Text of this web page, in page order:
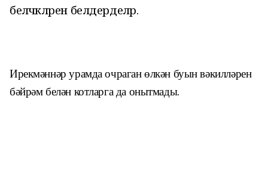
беләчәкләрен белдерделәр.
Ирекмәннәр урамда очраган өлкән буын вәкилләрен
бәйрәм белән котларга да онытмады.